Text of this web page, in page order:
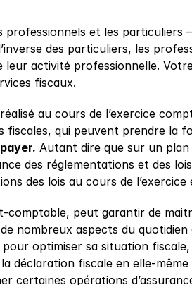
et les particuliers
des particuliers, les
leur activité professionnelle.
fiscaux.
au cours de l’exercice
qui peuvent prendre la
Autant dire que sur un
des réglementations et des
des lois au cours de l’exercice
peut garantir de
nombreux aspects du
optimiser sa situation fiscale,
déclaration fiscale en elle-
certaines opérations